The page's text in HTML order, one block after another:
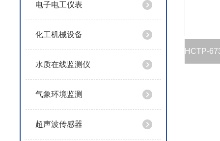
电子电工仪表
化工机械设备
水质在线监测仪
气象环境监测
超声波传感器